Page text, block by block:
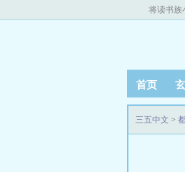
将读书族
首页
三五中文 >